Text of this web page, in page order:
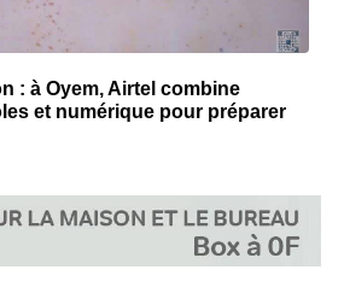
: à Oyem, Airtel combine
et numérique pour préparer